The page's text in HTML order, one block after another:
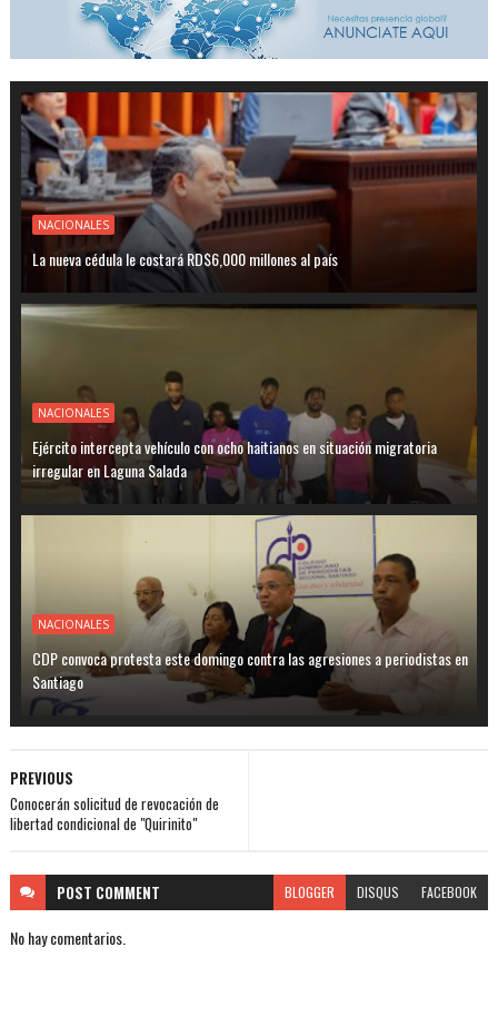
NACIONALES
La nueva cédula le costará RD$6,000 millones al país
NACIONALES
Ejército intercepta vehículo con ocho haitianos en situación migratoria
irregular en Laguna Salada
NACIONALES
CDP convoca protesta este domingo contra las agresiones a periodistas en
Santiago
PREVIOUS
Conocerán solicitud de revocación de
libertad condicional de "Quirinito"
POST COMMENT BLOGGER DISQUS FACEBOOK
No hay comentarios.